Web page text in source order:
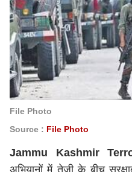
File Photo
Source : File Photo
Jammu Kashmir
अभियानों में तेजी के बीच